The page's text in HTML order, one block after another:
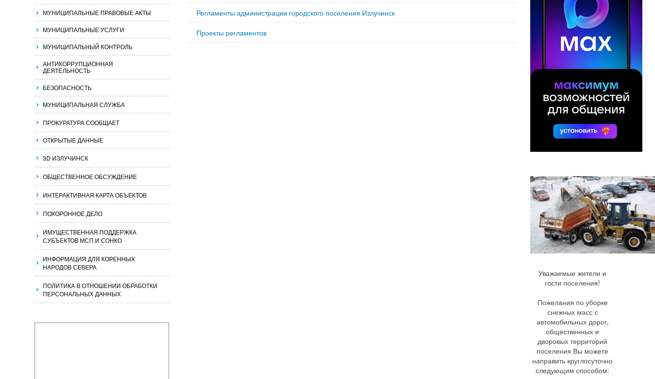
Регламенты администрации городского поселения Излучинск
Проекты регламентов
МУНИЦИПАЛЬНЫЕ ПРАВОВЫЕ АКТЫ
МУНИЦИПАЛЬНЫЕ УСЛУГИ
МУНИЦИПАЛЬНЫЙ КОНТРОЛЬ
АНТИКОРРУПЦИОННАЯ
ДЕЯТЕЛЬНОСТЬ
БЕЗОПАСНОСТЬ
МУНИЦИПАЛЬНАЯ СЛУЖБА
ПРОКУРАТУРА СООБЩАЕТ
ОТКРЫТЫЕ ДАННЫЕ
3D ИЗЛУЧИНСК
ОБЩЕСТВЕННОЕ ОБСУЖДЕНИЕ
ИНТЕРАКТИВНАЯ КАРТА ОБЪЕКТОВ
ПОХОРОННОЕ ДЕЛО
ИМУЩЕСТВЕННАЯ ПОДДЕРЖКА
СУБЪЕКТОВ МСП И СОНКО
ИНФОРМАЦИЯ ДЛЯ КОРЕННЫХ
НАРОДОВ СЕВЕРА
ПОЛИТИКА В ОТНОШЕНИИ ОБРАБОТКИ
ПЕРСОНАЛЬНЫХ ДАННЫХ
Уважаемые жители и
гости поселения!
Пожелания по уборке
снежных масс с
автомобильных дорог,
общественных и
дворовых территорий
поселения Вы можете
направить круглосуточно
следующим способом: